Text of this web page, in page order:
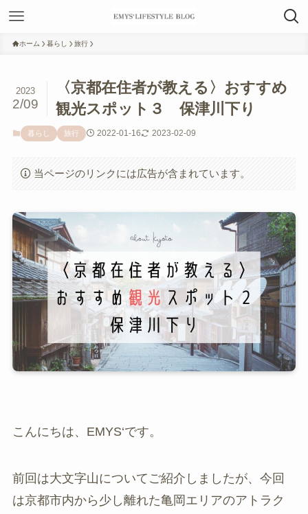
ホーム 暮らし 旅行
〈京都在住者が教える〉おすすめ
観光スポット３ 保津川下り
2023
2/09
暮らし 旅行 2022-01-16 2023-02-09
当ページのリンクには広告が含まれています。
こんにちは、EMYS‘です。
前回は大文字山についてご紹介しましたが、今回
は京都市内から少し離れた亀岡エリアのアトラク